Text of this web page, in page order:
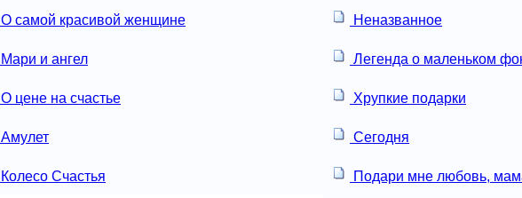
О самой красивой женщине Неназванное
Мари и ангел Легенда о маленьком
О цене на счастье Хрупкие подарки
Амулет Сегодня
Колесо Счастья Подари мне любовь,